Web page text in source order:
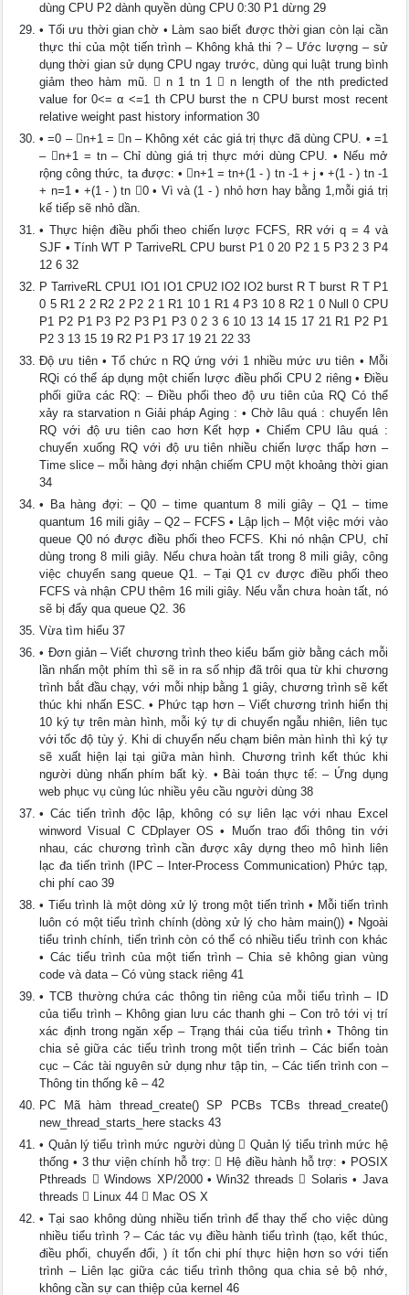
dùng CPU P2 dành quyền dùng CPU 0:30 P1 dừng 29
• Tối ưu thời gian chờ • Làm sao biết được thời gian còn lại cần
thực thi của một tiến trình – Không khả thi ? – Ước lượng – sử
dụng thời gian sử dụng CPU ngay trước, dùng qui luật trung bình
giảm theo hàm mũ.  n 1 tn 1  n length of the nth predicted
value for 0<= α <=1 th CPU burst the n CPU burst most recent
relative weight past history information 30
• =0 – n+1 = n – Không xét các giá trị thực đã dùng CPU. • =1
– n+1 = tn – Chỉ dùng giá trị thực mới dùng CPU. • Nếu mở
rộng công thức, ta được: • n+1 = tn+(1 - ) tn -1 + j • +(1 - ) tn -1
+ n=1 • +(1 - ) tn 0 • Vì và (1 - ) nhỏ hơn hay bằng 1,mỗi giá trị
kế tiếp sẽ nhỏ dần.
• Thực hiện điều phối theo chiến lược FCFS, RR với q = 4 và
SJF • Tính WT P TarriveRL CPU burst P1 0 20 P2 1 5 P3 2 3 P4
12 6 32
P TarriveRL CPU1 IO1 IO1 CPU2 IO2 IO2 burst R T burst R T P1
0 5 R1 2 2 R2 2 P2 2 1 R1 10 1 R1 4 P3 10 8 R2 1 0 Null 0 CPU
P1 P2 P1 P3 P2 P3 P1 P3 0 2 3 6 10 13 14 15 17 21 R1 P2 P1
P2 3 13 15 19 R2 P1 P3 17 19 21 22 33
Độ ưu tiên • Tổ chức n RQ ứng với 1 nhiều mức ưu tiên • Mỗi
RQi có thể áp dụng một chiến lược điều phối CPU 2 riêng • Điều
phối giữa các RQ: – Điều phối theo độ ưu tiên của RQ Có thể
xảy ra starvation n Giải pháp Aging : • Chờ lâu quá : chuyển lên
RQ với độ ưu tiên cao hơn Kết hợp • Chiếm CPU lâu quá :
chuyển xuống RQ với độ ưu tiên nhiều chiến lược thấp hơn –
Time slice – mỗi hàng đợi nhận chiếm CPU một khoảng thời gian
34
• Ba hàng đợi: – Q0 – time quantum 8 mili giây – Q1 – time
quantum 16 mili giây – Q2 – FCFS • Lập lịch – Một việc mới vào
queue Q0 nó được điều phối theo FCFS. Khi nó nhận CPU, chỉ
dùng trong 8 mili giây. Nếu chưa hoàn tất trong 8 mili giây, công
việc chuyển sang queue Q1. – Tại Q1 cv được điều phối theo
FCFS và nhận CPU thêm 16 mili giây. Nếu vẫn chưa hoàn tất, nó
sẽ bị đẩy qua queue Q2. 36
Vừa tìm hiểu 37
• Đơn giản – Viết chương trình theo kiểu bấm giờ bằng cách mỗi
lần nhấn một phím thì sẽ in ra số nhịp đã trôi qua từ khi chương
trình bắt đầu chạy, với mỗi nhịp bằng 1 giây, chương trình sẽ kết
thúc khi nhấn ESC. • Phức tạp hơn – Viết chương trình hiển thị
10 ký tự trên màn hình, mỗi ký tự di chuyển ngẫu nhiên, liên tục
với tốc độ tùy ý. Khi di chuyển nếu chạm biên màn hình thì ký tự
sẽ xuất hiện lại tại giữa màn hình. Chương trình kết thúc khi
người dùng nhấn phím bất kỳ. • Bài toán thực tế: – Ứng dụng
web phục vụ cùng lúc nhiều yêu cầu người dùng 38
• Các tiến trình độc lập, không có sự liên lạc với nhau Excel
winword Visual C CDplayer OS • Muốn trao đổi thông tin với
nhau, các chương trình cần được xây dựng theo mô hình liên
lạc đa tiến trình (IPC – Inter-Process Communication) Phức tạp,
chi phí cao 39
• Tiểu trình là một dòng xử lý trong một tiến trình • Mỗi tiến trình
luôn có một tiểu trình chính (dòng xử lý cho hàm main()) • Ngoài
tiểu trình chính, tiến trình còn có thể có nhiều tiểu trình con khác
• Các tiểu trình của một tiến trình – Chia sẻ không gian vùng
code và data – Có vùng stack riêng 41
• TCB thường chứa các thông tin riêng của mỗi tiểu trình – ID
của tiểu trình – Không gian lưu các thanh ghi – Con trỏ tới vị trí
xác định trong ngăn xếp – Trạng thái của tiểu trình • Thông tin
chia sẻ giữa các tiểu trình trong một tiến trình – Các biến toàn
cục – Các tài nguyên sử dụng như tập tin, – Các tiến trình con –
Thông tin thống kê – 42
PC Mã hàm thread_create() SP PCBs TCBs thread_create()
new_thread_starts_here stacks 43
• Quản lý tiểu trình mức người dùng  Quản lý tiểu trình mức hệ
thống • 3 thư viện chính hỗ trợ:  Hệ điều hành hỗ trợ: • POSIX
Pthreads  Windows XP/2000 • Win32 threads  Solaris • Java
threads  Linux 44  Mac OS X
• Tại sao không dùng nhiều tiến trình để thay thế cho việc dùng
nhiều tiểu trình ? – Các tác vụ điều hành tiểu trình (tạo, kết thúc,
điều phối, chuyển đổi, ) ít tốn chi phí thực hiện hơn so với tiến
trình – Liên lạc giữa các tiểu trình thông qua chia sẻ bộ nhớ,
không cần sự can thiệp của kernel 46